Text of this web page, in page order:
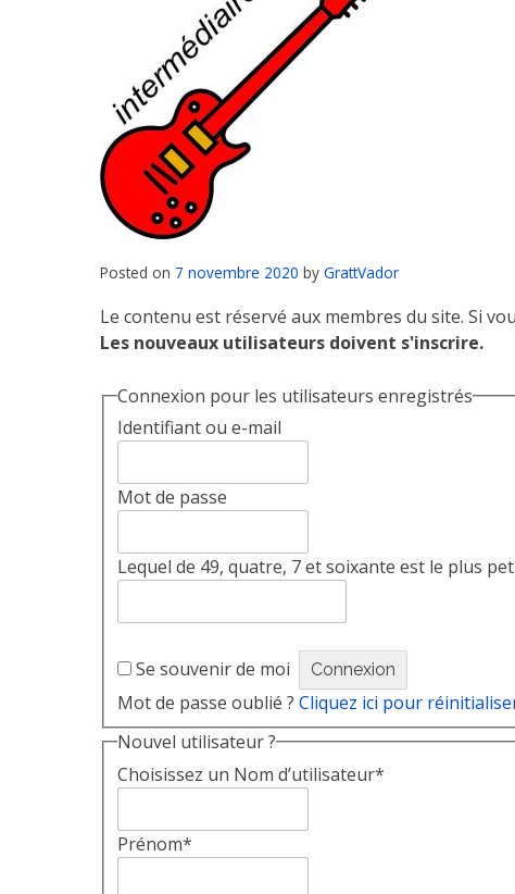
Posted on 7 novembre 2020 by GrattVador
Le contenu est réservé aux membres du site. Si
Les nouveaux utilisateurs doivent s'inscrire.
Connexion pour les utilisateurs enregistrés
Identifiant ou e-mail
Mot de passe
Lequel de 49, quatre, 7 et soixante est le plus
Se souvenir de moi
Mot de passe oublié ? Cliquez ici pour
Nouvel utilisateur ?
Choisissez un Nom d’utilisateur*
Prénom*